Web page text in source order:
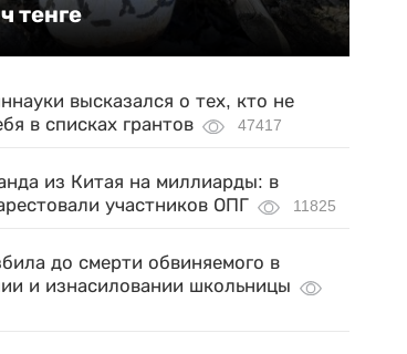
тенге
высказался о тех, кто не
в списках грантов
47417
из Китая на миллиарды: в
участников ОПГ
11825
до смерти обвиняемого в
и изнасиловании школьницы